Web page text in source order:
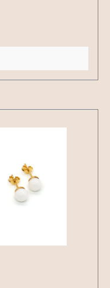
5 von 5 Sternen